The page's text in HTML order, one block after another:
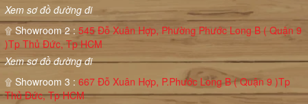
Xem sơ đồ đường đi
۩ Showroom 2 : 545 Đỗ Xuân Hợp, Phường Phước Long B ( Quận 9
)Tp Thủ Đức, Tp HCM
Xem sơ đồ đường đi
۩ Showroom 3 : 667 Đỗ Xuân Hợp, P.Phước Long B ( Quận 9 )Tp
Thủ Đức, Tp HCM